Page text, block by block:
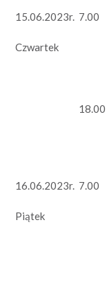
15.06.2023r.
Czwartek
7.00
18.00
16.06.2023r.
Piątek
7.00